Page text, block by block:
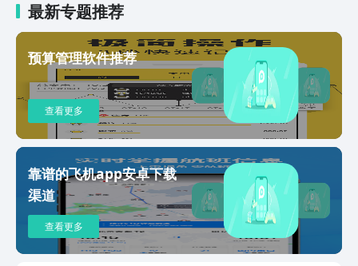
以及效果，绝对会让玩家有一个有趣的冒险体验，当然，
玩家也可以去选择自己的小伙伴来一起战斗，除了主要玩
法之外，里面的副本关卡也很丰富，玩家可以自由的选择
这些关卡去冒险，还会碰到各种强大的大boss，当玩家击
败这些boss之后，将会获得丰富的资源，这些资源为后期
提升能力，也起着极大作用。玩家可以在游戏里面去选择
单人模式、多人模式或者PVP模式，在游戏里面，大多都
是以PVP玩法为主要的，玩家可以和团队一起配合，使出
各种技能，最后获得胜利，此外，还给大家提供了一个社
交功能，这样的话，不仅可以和自己的小伙伴们一起同台
竞技，还可以邀请他们一起来组建战队，玩起来就更有意
思了。好了，今天的内容就介绍到这里，相信大家看完这
些也应该知道雷索纳斯下载方法了吧，对于喜欢卡牌策略
玩法的玩家来说，这款游戏还是值得去挑战一下的，相信
会带给玩家不一样的游戏体验，感兴趣的小伙伴们，赶快
最新专题推荐
预算管理软件推荐
查看更多
靠谱的飞机app安卓下载
渠道
查看更多